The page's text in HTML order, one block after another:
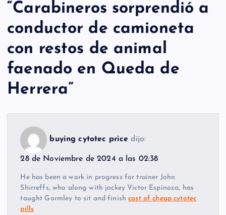
“Carabineros sorprendió a
conductor de camioneta
con restos de animal
faenado en Queda de
Herrera”
buying cytotec price dijo:
28 de Noviembre de 2024 a las 02:38
He has been a work in progress for trainer John
Shirreffs, who along with jockey Victor Espinoza, has
taught Gormley to sit and finishcost of cheap cytotec
pills